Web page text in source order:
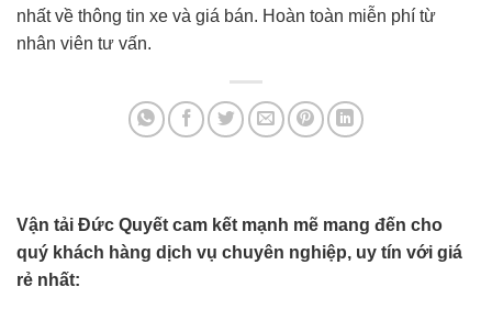
nhất về thông tin xe và giá bán. Hoàn toàn miễn phí từ
nhân viên tư vấn.
Vận tải Đức Quyết cam kết mạnh mẽ mang đến cho
quý khách hàng dịch vụ chuyên nghiệp, uy tín với giá
rẻ nhất: